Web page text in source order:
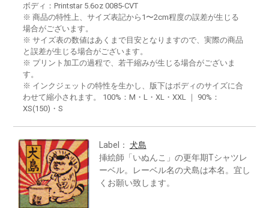
ボディ：Printstar 5.6oz 0085-CVT
※ 商品の特性上、サイズ表記から1〜2cm程度の誤差が生じる
場合がございます。
※ サイズ表の数値はあくまで目安となりますので、実際の商品
と誤差が生じる場合がございます。
※ プリント加工の過程で、若干縮みが生じる場合がございま
す。
※ インクジェットの特性を生かし、版下はボディのサイズに合
わせて縮小されます。 100%：M・L・XL・XXL ｜ 90%：
XS(150)・S
Label： 犬島
挿絵師「いぬんこ」の更年期Tシャツレ
ーベル。レーベル名の犬島は本名。宜し
くお願い致します。